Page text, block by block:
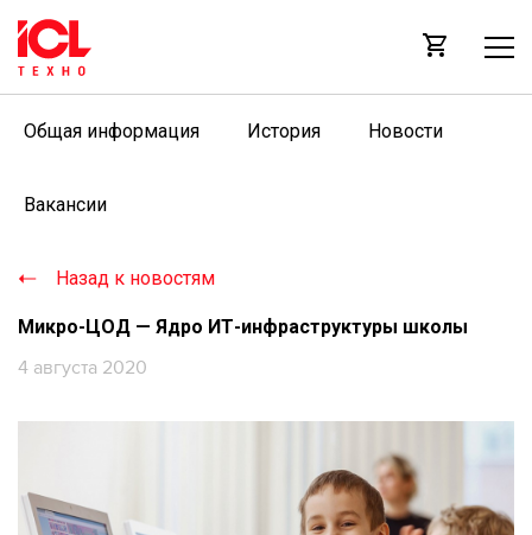
Общая информация История Новости
Вакансии
Назад к новостям
Микро-ЦОД — Ядро ИТ-инфраструктуры школы
4 августа 2020